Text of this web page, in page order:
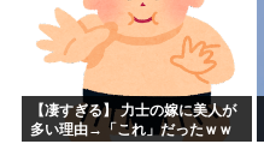
【凄すぎる】 力士の嫁に美人が
多い理由→「これ」だったｗｗ